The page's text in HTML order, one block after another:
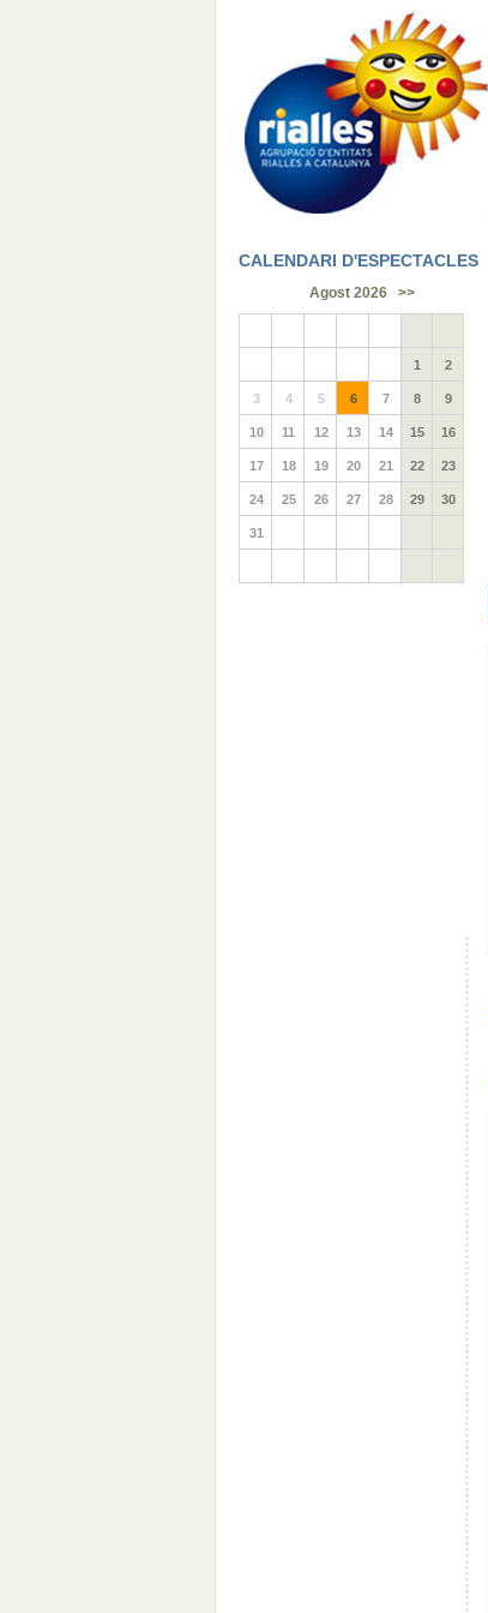
CALENDARI D'ESPECTACLES
Agost 2026 >>
1 2
3 4 5 6 7 8 9
10 11 12 13 14 15 16
17 18 19 20 21 22 23
24 25 26 27 28 29 30
31